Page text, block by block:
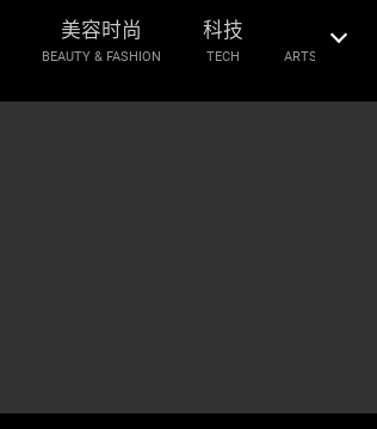
美容时尚
BEAUTY & FASHION
科技
TECH
艺文
ARTS &